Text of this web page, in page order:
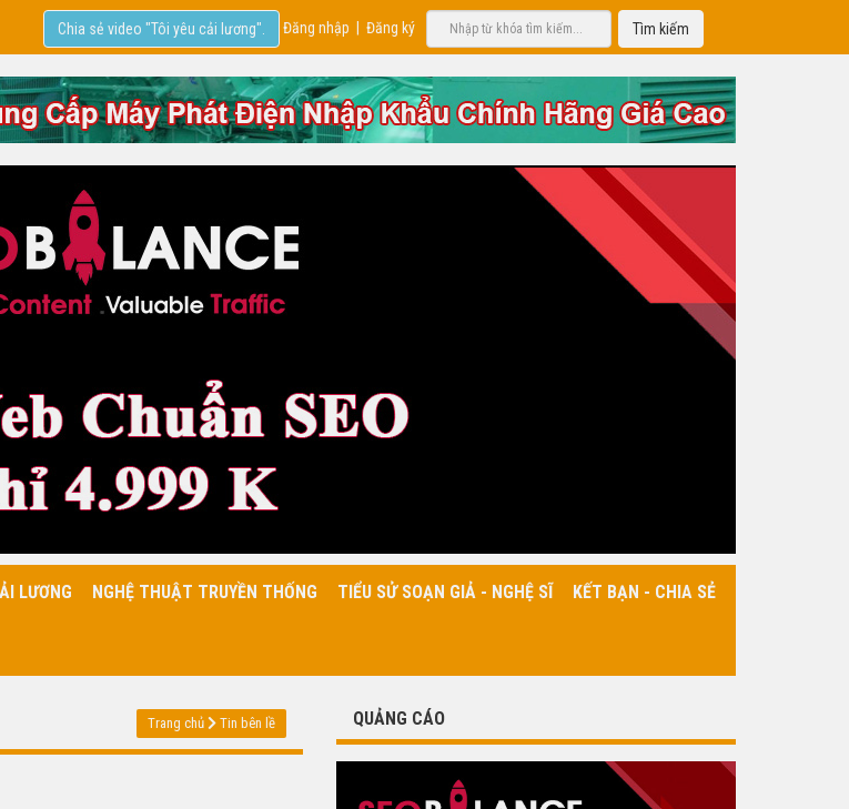
Đăng nhập Đăng ký
Chia sẻ video "Tôi yêu cải lương".
LƯƠNG NGHỆ THUẬT TRUYỀN THỐNG TIỂU SỬ SOẠN GIẢ - NGHỆ SĨ KẾT BẠN - CHIA SẺ
Trang chủ Tin bên lề QUẢNG CÁO